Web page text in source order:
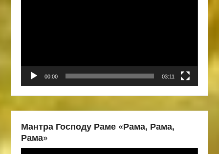
00:00 03:11
Мантра Господу Раме «Рама, Рама,
Рама»